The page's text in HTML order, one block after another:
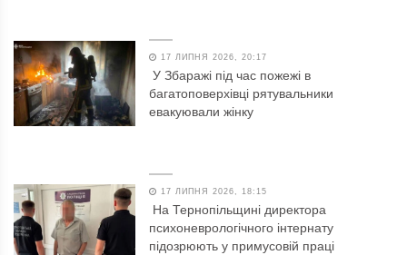
17 ЛИПНЯ 2026, 20:17
У Збаражі під час пожежі в
багатоповерхівці рятувальники
евакуювали жінку
17 ЛИПНЯ 2026, 18:15
На Тернопільщині директора
психоневрологічного інтернату
підозрюють у примусовій праці